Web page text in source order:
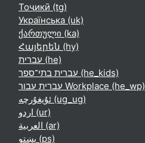
Тоҷикӣ ‎(tg)‎
Українська ‎(uk)‎
ქართული ‎(ka)‎
Հայերեն ‎(hy)‎
עברית ‎(he)‎
עברית בתי־ספר ‎(he_kids)‎
עברית עבור Workplace ‎(he_wp)‎
ئۇيغۇرچە ‎(ug_ug)‎
اردو ‎(ur)‎
العربية ‎(ar)‎
پښتو ‎(ps)‎